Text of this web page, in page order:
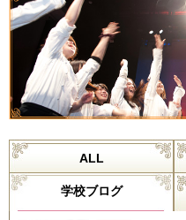
ALL
学校ブログ